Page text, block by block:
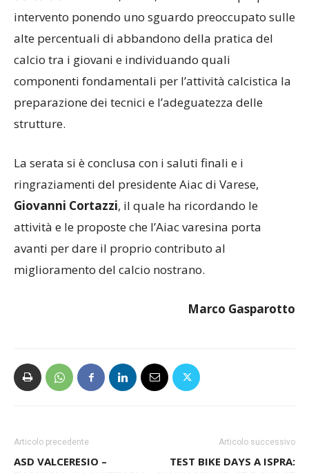
del calcio“. Belluzzo, infine, ha concluso il proprio
intervento ponendo uno sguardo preoccupato sulle
alte percentuali di abbandono della pratica del
calcio tra i giovani e individuando quali
componenti fondamentali per l’attività calcistica la
preparazione dei tecnici e l’adeguatezza delle
La serata si è conclusa con i saluti finali e i
ringraziamenti del presidente Aiac di Varese,
Giovanni Cortazzi, il quale ha ricordando le
attività e le proposte che l’Aiac varesina porta
avanti per dare il proprio contributo al
Articolo precedente Articolo successivo